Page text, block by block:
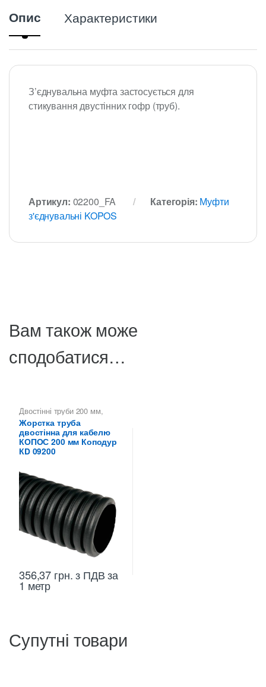
Опис Характеристики
З’єднувальна муфта застосується для
стикування двустінних гофр (труб).
Артикул: 02200_FA Категорія: Муфти
з'єднувальні KOPOS
Вам також може
сподобатися…
Двостінні труби 200 мм,
Коподур КОПОС — жорсткі
двостінні труби,Труби
двостінні KOPOS -
Копофлекс Коподур
Жорстка труба
двостінна для кабелю
КОПОС 200 мм Коподур
КD 09200
356,37 грн.з ПДВ за
1 метр
Супутні товари